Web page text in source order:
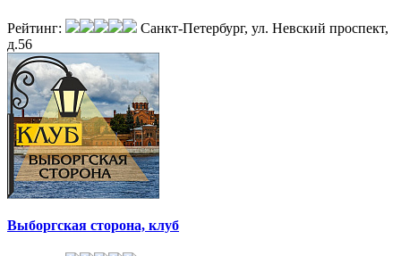
Рейтинг:
Санкт-Петербург, ул. Невский проспект,
д.56
Выборгская сторона, клуб